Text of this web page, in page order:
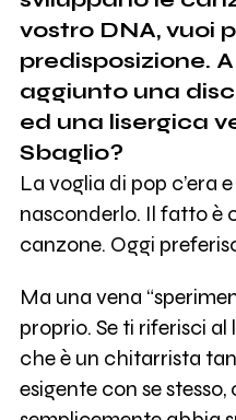
vostro DNA, vuoi
predisposizione.
aggiunto una
ed una lisergica
Sbaglio?
La voglia di pop c’era
nasconderlo. Il fatto è
canzone. Oggi
Ma una vena
proprio. Se ti riferisci
che è un chitarrista
esigente con se